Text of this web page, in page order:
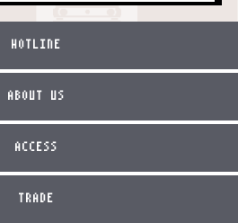
HOTLINE
ABOUT US
ACCESS
TRADE